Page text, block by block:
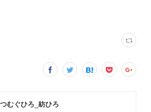
つむぐひろ_紡ひろ